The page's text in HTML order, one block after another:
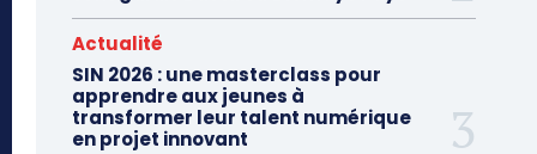
Actualité
SIN 2026 : une masterclass pour
apprendre aux jeunes à
transformer leur talent numérique
en projet innovant